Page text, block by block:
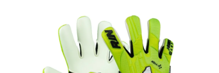
hvězdiček.